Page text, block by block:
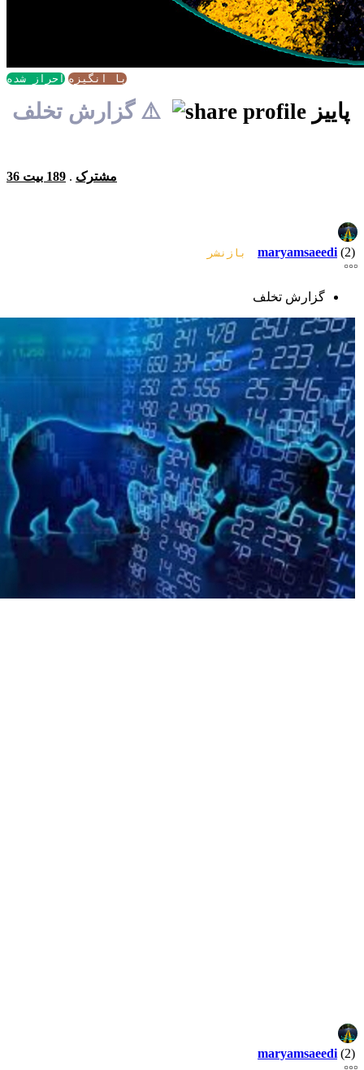
با انگیزه احراز شده
پاییز ⚠️ گزارش تخلف
36 مشترک . 189 بیت
maryamsaeedi (2) بازنشر
گزارش تخلف
maryamsaeedi (2)